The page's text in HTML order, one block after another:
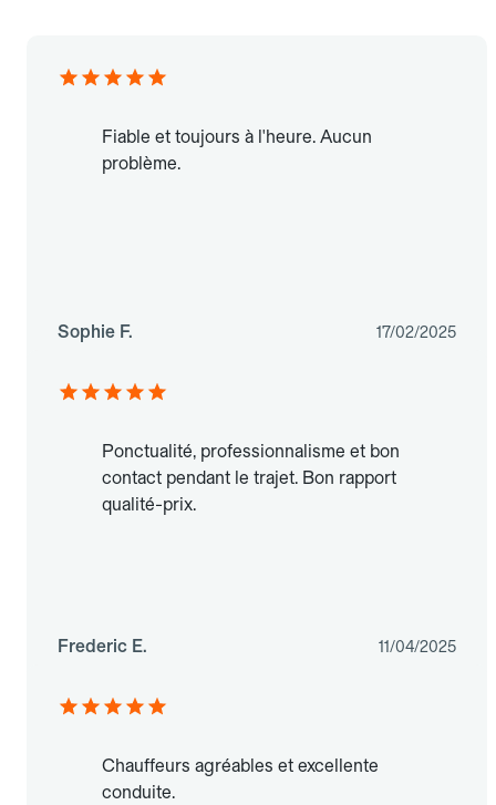
Fiable et toujours à l'heure. Aucun
problème.
Sophie F. 17/02/2025
Ponctualité, professionnalisme et bon
contact pendant le trajet. Bon rapport
qualité-prix.
Frederic E. 11/04/2025
Chauffeurs agréables et excellente
conduite.